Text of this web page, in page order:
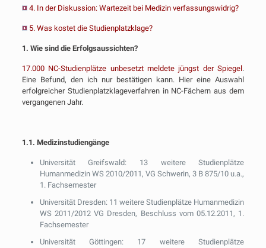
4. In der Diskussion: Wartezeit bei Medizin verfassungswidrig?
5. Was kostet die Studienplatzklage?
1. Wie sind die Erfolgsaussichten?
17.000 NC-Studienplätze unbesetzt meldete jüngst der Spiegel.
Eine Befund, den ich nur bestätigen kann. Hier eine Auswahl
erfolgreicher Studienplatzklageverfahren in NC-Fächern aus dem
vergangenen Jahr.
1.1. Medizinstudiengänge
Universität Greifswald: 13 weitere Studienplätze
Humanmedizin WS 2010/2011, VG Schwerin, 3 B 875/10 u.a.,
1. Fachsemester
Universität Dresden: 11 weitere Studienplätze Humanmedizin
WS 2011/2012 VG Dresden, Beschluss vom 05.12.2011, 1.
Fachsemester
Universität Göttingen: 17 weitere Studienplätze